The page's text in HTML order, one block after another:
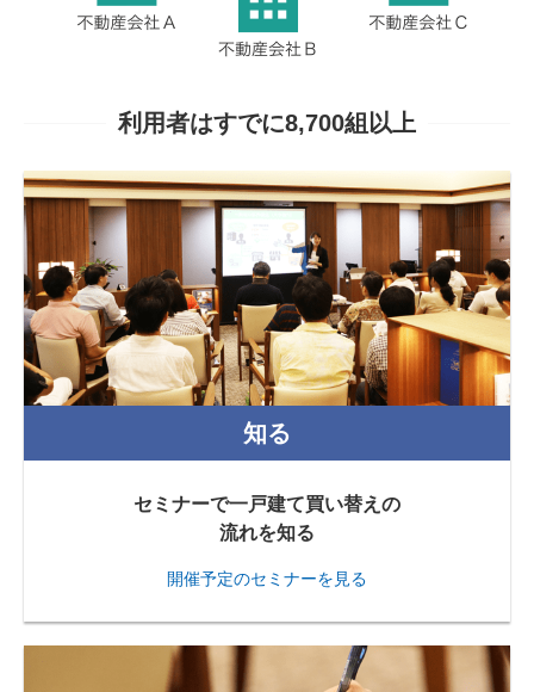
利用者はすでに8,700組以上
知る
セミナーで一戸建て買い替えの
流れを知る
開催予定のセミナーを見る